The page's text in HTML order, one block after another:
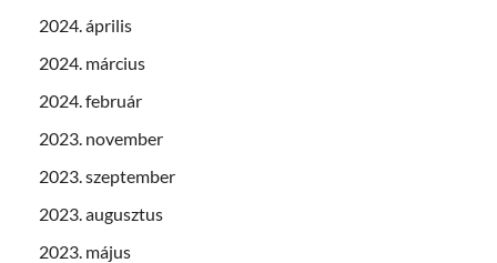
2024. április
2024. március
2024. február
2023. november
2023. szeptember
2023. augusztus
2023. május